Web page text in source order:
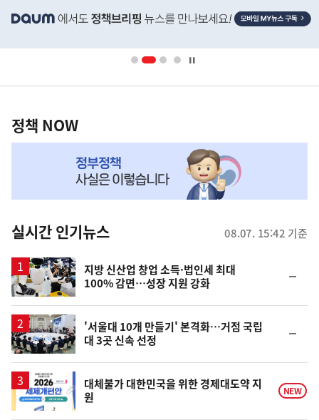
단
영
책
NOW,
뉴
스
정책 NOW
실시간 인기뉴스 08.07. 15:42 기준
지방 신산업 창업 소득·법인세 최대
100% 감면…성장 지원 강화
일
'서울대 10개 만들기' 본격화…거점 국립
대 3곳 신속 선정
일
대체불가 대한민국을 위한 경제대도약 지
원
NEW